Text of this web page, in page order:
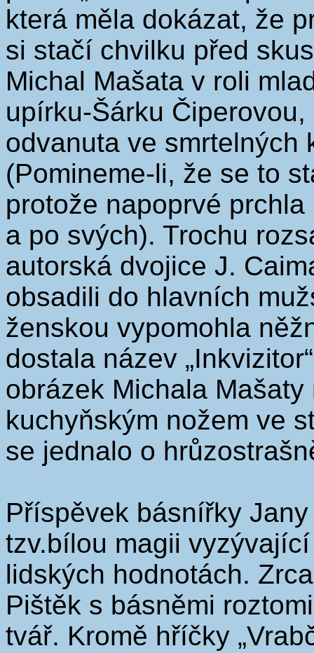
která měla dokázat, že
si stačí chvilku před
Michal Mašata v roli
upírku-Šárku
odvanuta ve smrtelných
(Pomineme-li, že se to
protože napoprvé
a po svých). Trochu
autorská dvojice J.
obsadili do hlavních
ženskou vypomohla
dostala název
obrázek Michala
kuchyňským nožem ve
se jednalo o
Příspěvek básnířky
tzv.bílou magii
lidských hodnotách.
Pištěk s básněmi
tvář. Kromě hříčky